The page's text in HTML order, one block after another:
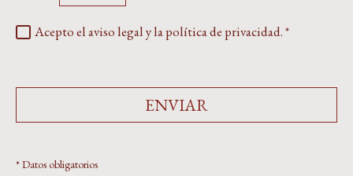
Acepto el aviso legal y la política de privacidad.*
ENVIAR
* Datos obligatorios